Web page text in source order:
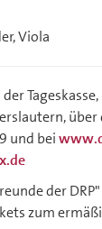
Viola
über
und bei
der
zum